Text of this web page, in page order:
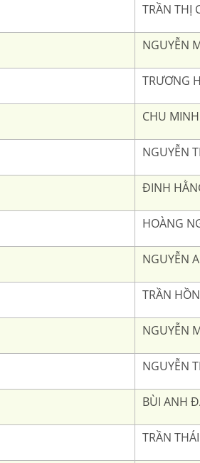
TRẦN THỊ
NGUYỄN
TRƯƠNG
CHU
NGUYỄN
ĐINH
HOÀNG
NGUYỄN
TRẦN
NGUYỄN
NGUYỄN
BÙI ANH
TRẦN